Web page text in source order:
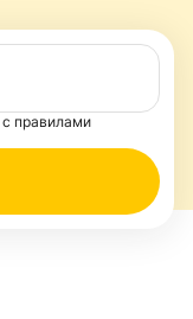
с правилами